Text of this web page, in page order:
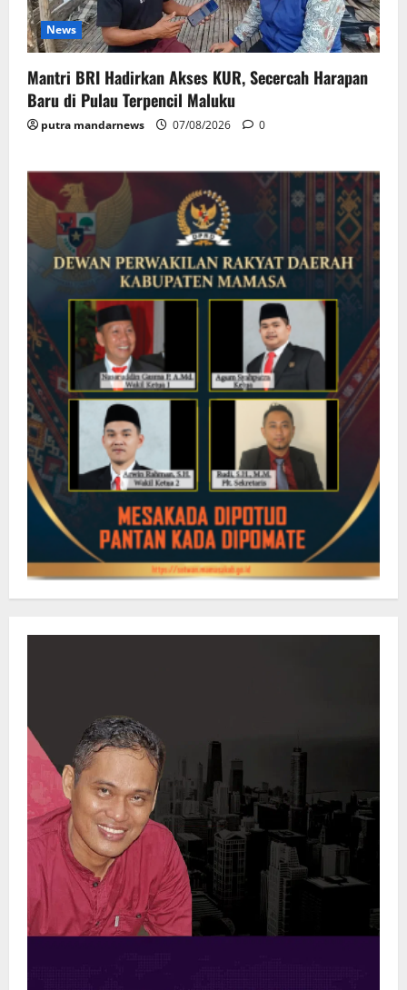
News
Mantri BRI Hadirkan Akses KUR, Secercah Harapan
Baru di Pulau Terpencil Maluku
putra mandarnews 07/08/2026 0